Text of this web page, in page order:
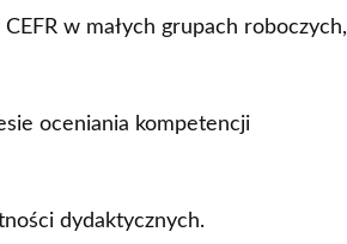
w małych grupach roboczych,
oceniania kompetencji
dydaktycznych.